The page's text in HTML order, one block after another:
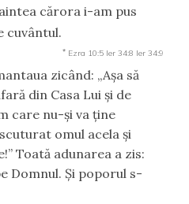
cărora i-am pus
cuvântul.
* Ezra 10:5 Ier 34:8 Ier 34:9
zicând: „Aşa să
din Casa Lui şi de
care nu-şi va ţine
omul acela şi
Toată adunarea a zis:
Domnul. Şi poporul s-